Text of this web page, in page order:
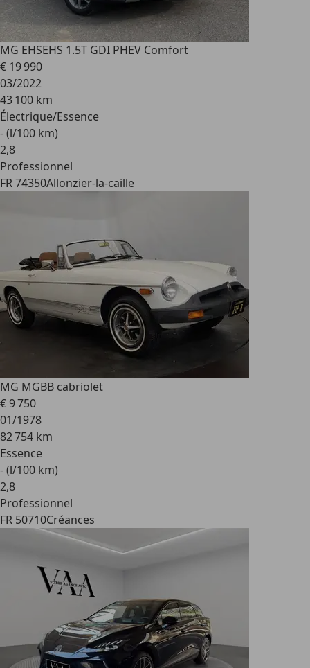
MG EHSEHS 1.5T GDI PHEV Comfort
€ 19 990
03/2022
43 100 km
Électrique/Essence
- (l/100 km)
2,8
Professionnel
FR 74350Allonzier-la-caille
MG MGBB cabriolet
€ 9 750
01/1978
82 754 km
Essence
- (l/100 km)
2,8
Professionnel
FR 50710Créances